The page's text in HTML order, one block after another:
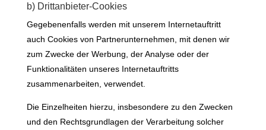
b) Drittanbieter-Cookies
Gegebenenfalls werden mit unserem Internetauftritt
auch Cookies von Partnerunternehmen, mit denen wir
zum Zwecke der Werbung, der Analyse oder der
Funktionalitäten unseres Internetauftritts
zusammenarbeiten, verwendet.
Die Einzelheiten hierzu, insbesondere zu den Zwecken
und den Rechtsgrundlagen der Verarbeitung solcher